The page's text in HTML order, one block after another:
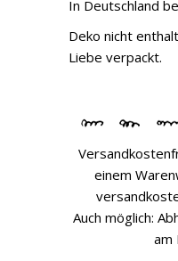
In Deutschland
Deko nicht
Liebe verpackt.
einem
Auch möglich:
am